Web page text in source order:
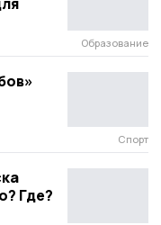
Образование
Спорт
Где?